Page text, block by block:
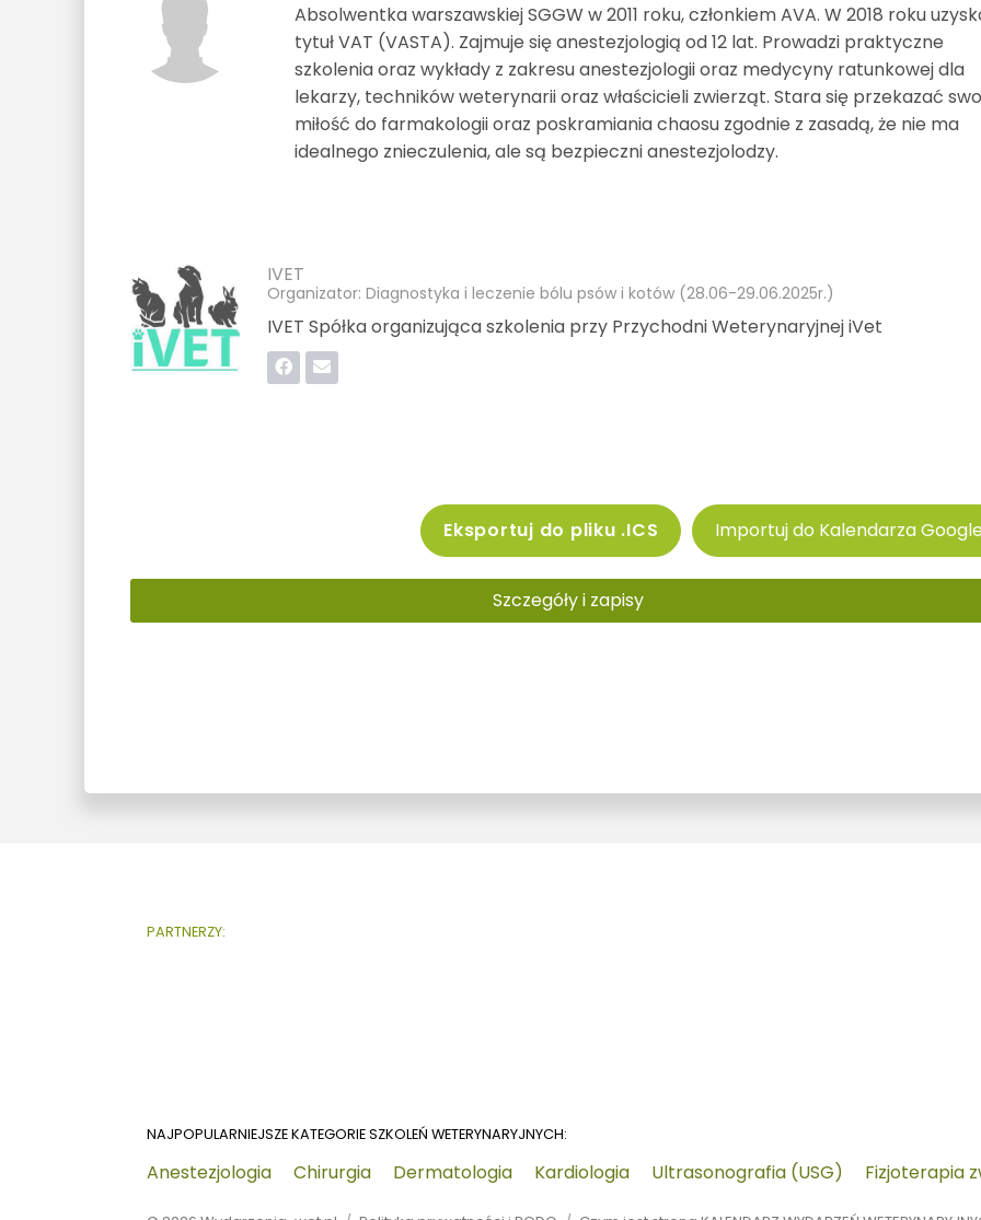
Absolwentka warszawskiej SGGW w 2011 roku, członkiem AVA. W 2018 roku
tytuł VAT (VASTA). Zajmuje się anestezjologią od 12 lat. Prowadzi praktyczne
szkolenia oraz wykłady z zakresu anestezjologii oraz medycyny ratunkowej dla
lekarzy, techników weterynarii oraz właścicieli zwierząt. Stara się przekazać
miłość do farmakologii oraz poskramiania chaosu zgodnie z zasadą, że nie ma
idealnego znieczulenia, ale są bezpieczni anestezjolodzy.
IVET
Organizator: Diagnostyka i leczenie bólu psów i kotów (28.06-29.06.2025r.)
IVET Spółka organizująca szkolenia przy Przychodni Weterynaryjnej iVet
Eksportuj do pliku .ICS Importuj do Kalendarza
Szczegóły i zapisy
PARTNERZY:
NAJPOPULARNIEJSZE KATEGORIE SZKOLEŃ WETERYNARYJNYCH:
Anestezjologia Chirurgia Dermatologia Kardiologia Ultrasonografia (USG) Fizjoterapia